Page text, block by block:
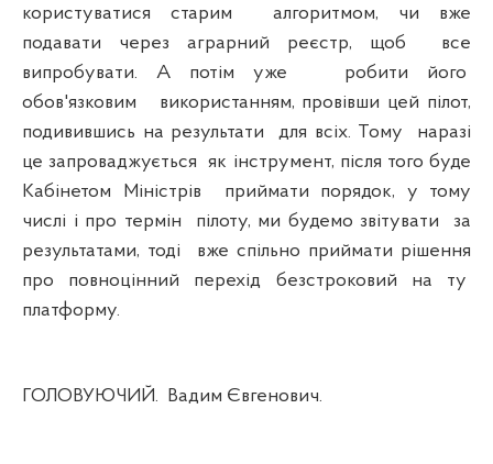
користуватися старим
алгоритмом, чи вже
подавати через аграрний реєстр, щоб
все
випробувати. А потім уже
робити його
обов'язковим
використанням, провівши цей пілот,
подивившись на результати
для всіх. Тому
наразі
це запроваджується
як інструмент, після того буде
Кабінетом Міністрів
приймати порядок, у тому
числі і про термін
пілоту, ми будемо звітувати
за
результатами, тоді
вже спільно приймати рішення
про повноцінний перехід безстроковий на ту
платформу.
ГОЛОВУЮЧИЙ. Вадим Євгенович.